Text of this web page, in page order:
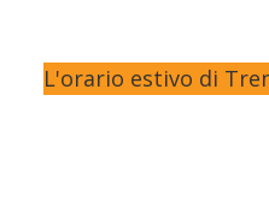
L'orario estivo di